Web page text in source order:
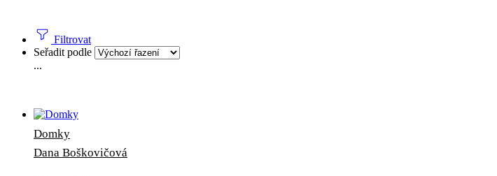
Filtrovat
Seřadit podle
...
Domky
Dana Boškovičová